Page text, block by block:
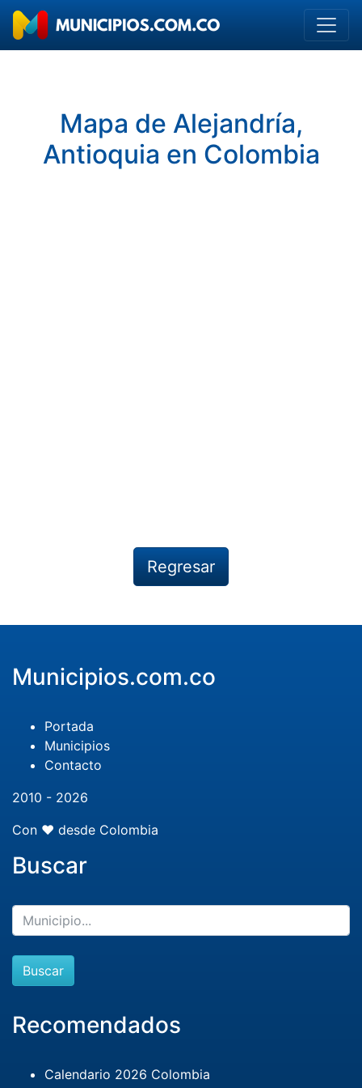
Mapa de Alejandría,
Antioquia en Colombia
Regresar
Municipios.com.co
Portada
Municipios
Contacto
2010 - 2026
Con ❤️ desde Colombia
Buscar
Buscar
Recomendados
Calendario 2026 Colombia